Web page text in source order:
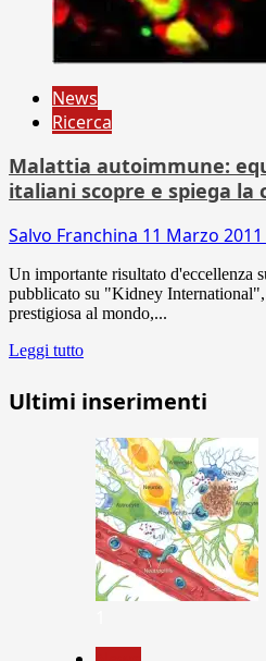
News
Ricerca
Malattia autoimmune:
italiani scopre e spiega la
Salvo Franchina 11 Marzo 2011
Un importante risultato d'eccellenza
pubblicato su "Kidney
prestigiosa al mondo,...
Leggi tutto
Ultimi inserimenti